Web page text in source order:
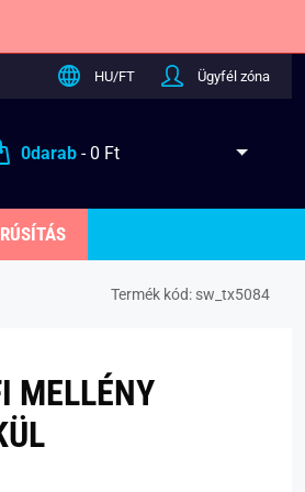
HU/FT Ügyfél zóna
0darab- 0 Ft
Termék kód: sw_tx5084
MELLÉNY